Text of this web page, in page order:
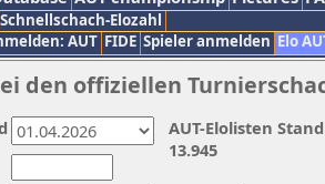
Schnellschach-Elozahl
AUT FIDE Spieler anmelden Elo
den offiziellen
AUT-Elolisten
13.945